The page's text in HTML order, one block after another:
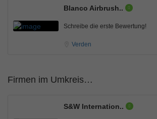
Blanco Airbrush..
Schreibe die erste Bewertung!
Verden
Firmen im Umkreis…
S&W Internation..